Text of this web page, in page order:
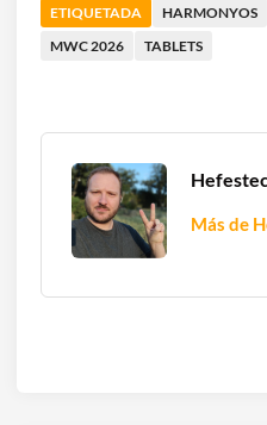
ETIQUETADA HARMONYOS
MWC 2026
TABLETS
Más de